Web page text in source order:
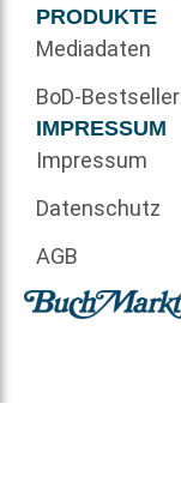
PRODUKTE
Mediadaten
BoD-Bestseller
IMPRESSUM
Impressum
Datenschutz
AGB